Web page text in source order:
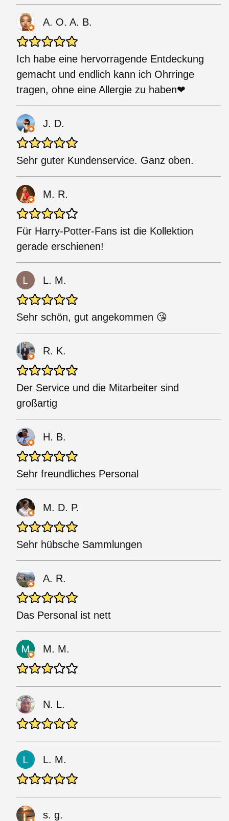
A. O. A. B.
Ich habe eine hervorragende Entdeckung
gemacht und endlich kann ich Ohrringe
tragen, ohne eine Allergie zu haben❤
J. D.
Sehr guter Kundenservice. Ganz oben.
M. R.
Für Harry-Potter-Fans ist die Kollektion
gerade erschienen!
L. M.
Sehr schön, gut angekommen 😘
R. K.
Der Service und die Mitarbeiter sind
großartig
H. B.
Sehr freundliches Personal
M. D. P.
Sehr hübsche Sammlungen
A. R.
Das Personal ist nett
M. M.
N. L.
L. M.
s. g.